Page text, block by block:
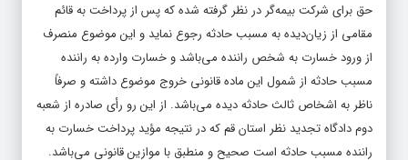
حق برای شرکت بیمه‌گر در نظر گرفته شده که پس از پرداخت به قائم
مقامی از زیان‌دیده به مسبب حادثه رجوع نماید و این موضوع منصرف
از ورود خسارت به شخص راننده می‌باشد و خسارت وارده به راننده
مسبب حادثه از شمول این ماده قانونی خروج موضوع داشته و صرفاً
ناظر به اشخاص ثالث حادثه دیده می‌باشد. از این رو رأی صادره از شعبه
دوم دادگاه تجدید نظر استان قم که در نتیجه مؤید پرداخت خسارت به
راننده مسبب حادثه است صحیح و منطبق با موازین قانونی می‌باشد.